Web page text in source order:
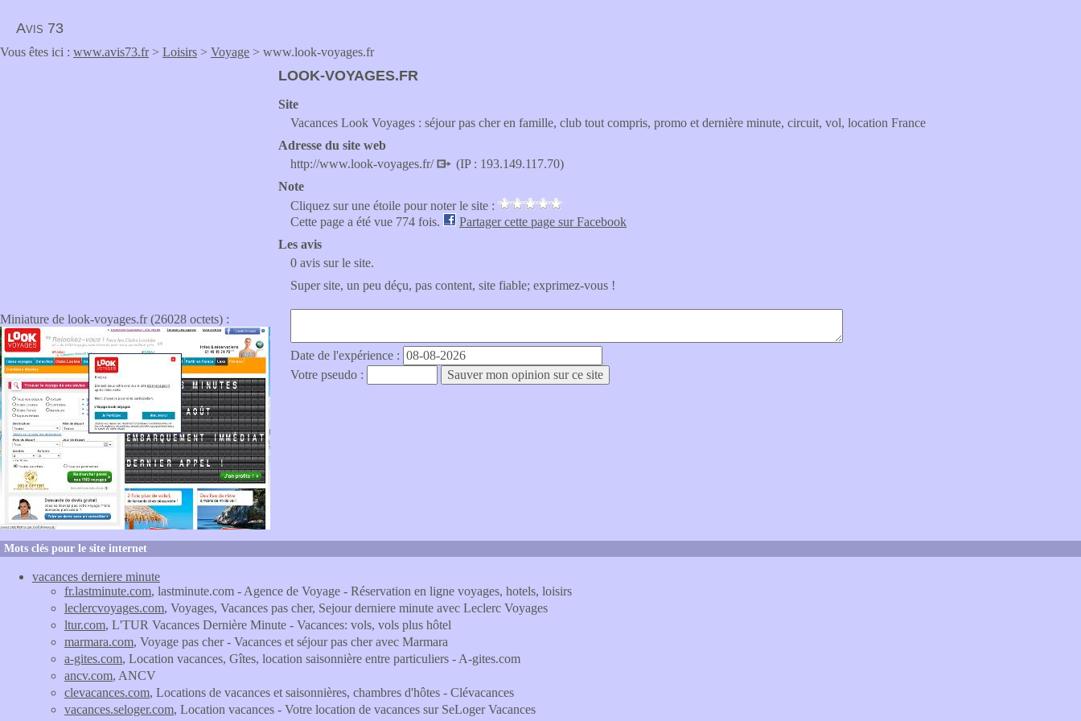
Avis 73
Vous êtes ici : www.avis73.fr> Loisirs > Voyage > www.look-voyages.fr
Miniature de look-voyages.fr (26028 octets) :
LOOK-VOYAGES.FR
Site
Vacances Look Voyages : séjour pas cher en famille, club tout compris, promo et dernière minute, circuit, vol, location France
Adresse du site web
http://www.look-voyages.fr/
(IP : 193.149.117.70)
Note
Cliquez sur une étoile pour noter le site :
Cette page a été vue 774 fois.
Partager cette page sur Facebook
Les avis
0 avis sur le site.
Super site, un peu déçu, pas content, site fiable; exprimez-vous !
Date de l'expérience :
Votre pseudo :
Mots clés pour le site internet
vacances derniere minute
fr.lastminute.com, lastminute.com - Agence de Voyage - Réservation en ligne voyages, hotels, loisirs
leclercvoyages.com, Voyages, Vacances pas cher, Sejour derniere minute avec Leclerc Voyages
ltur.com, L'TUR Vacances Dernière Minute - Vacances: vols, vols plus hôtel
marmara.com, Voyage pas cher - Vacances et séjour pas cher avec Marmara
a-gites.com, Location vacances, Gîtes, location saisonnière entre particuliers - A-gites.com
ancv.com, ANCV
clevacances.com, Locations de vacances et saisonnières, chambres d'hôtes - Clévacances
vacances.seloger.com, Location vacances - Votre location de vacances sur SeLoger Vacances